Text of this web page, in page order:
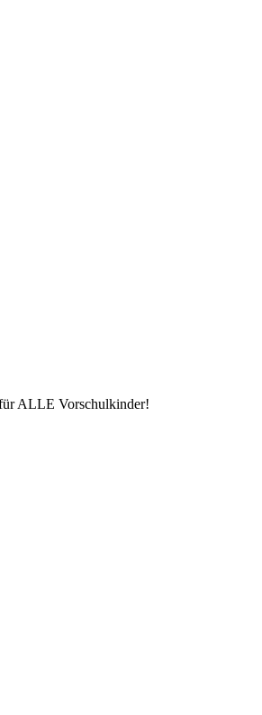
für ALLE Vorschulkinder!